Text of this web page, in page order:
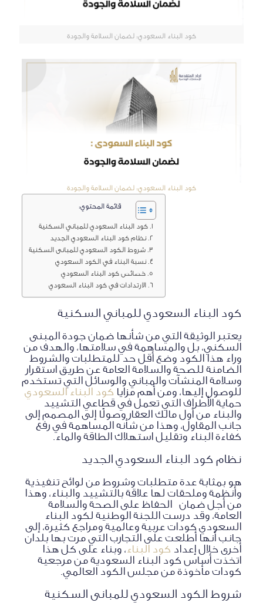
كود البناء السعودي: لضمان السلامة والجودة
كود البناء السعودي: لضمان السلامة والجودة
قائمة المحتوي:
كود البناء السعودي للمباني السكنية
نظام كود البناء السعودي الجديد
شروط الكود السعودي للمبانى السكنية
نسبة البناء في الكود السعودي
خصائص كود البناء السعودي
الارتدادات في كود البناء السعودي
كود البناء السعودي للمباني السكنية
يعتبر الوثيقة التي من شأنها ضمان جودة المبنى
السكني، بل والمساهمة في سلامتها، والهدف من
وراء هذا الكود وضع أقل حد للمتطلبات والشروط
الضامنة للصحة والسلامة العامة عن طريق استقرار
وسلامة المنشآت والمباني والوسائل التي تستخدم
للوصول إليها، ومن أهم مزايا كود البناء السعودي
حماية الأطراف التي تعمل في قطاعي التشييد
والبناء من أول مالك العقار وصولًا إلى المصمم إلى
جانب المقاول، وهذا من شأنه المساهمة في رفع
كفاءة البناء وتقليل استهلاك الطاقة والماء.
نظام كود البناء السعودي الجديد
هو بمثابة عدة متطلبات وشروط من لوائح تنفيذية
وأنظمة وملحقات لها علاقة بالتشييد والبناء، وهذا
من أجل ضمان الحفاظ على الصحة والسلامة
العامة، وقد درست اللجنة الوطنية لكود البناء
السعودي كودات عربية وعالمية ومراجع كثيرة، إلى
جانب أنها أطلعت على التجارب التي مرت بها بلدان
أخرى خلال إعداد كود البناء، وبناء على كل هذا
اتخذت أساس كود البناء السعودية من مرجعية
كودات مأخوذة من مجلس الكود العالمي.
شروط الكود السعودي للمبانى السكنية